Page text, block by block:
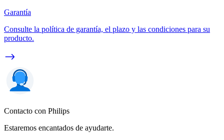
Garantía
Consulte la política de garantía, el plazo y las condiciones para su
producto.
Contacto con Philips
Estaremos encantados de ayudarte.